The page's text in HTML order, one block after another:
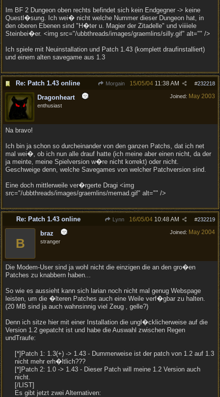
Im BF 2 Dungeon oben rechts befindet sich kein Endgegner -> keine
Questl�sung. Ich wei� nicht welche Nummer dieser Dungeon hat, in
den oberen Ebenen sind "H�ter u. Magier der Zitadelle" und viiiiele
Steinbei�er. <img src="/ubbthreads/images/graemlins/silly.gif" alt="" />
Ich spiele mit Neuinstallation und Patch 1.43 (komplett draufinstalliert)
und einem alten savegame aus 1.3
Re: Patch 1.43 online Morgain #232218
15/05/04 11:38 AM
Joined: May 2003
Dragonheart
enthusiast
Na bravo!
Ich bin ja schon so durcheinander von den ganzen Patchs, dat ich net
mal wei�, ob ich nun alle drauf hatte (ich meine aber einen nicht, da der
ja meinte, meine Spielversion w�re nicht korrekt) oder nicht.
Geschweige denn, welche Savegames von welcher Patchversion sind.
Eine doch mittlerweile ver�rgerte Dragi <img
src="/ubbthreads/images/graemlins/memad.gif" alt="" />
Re: Patch 1.43 online Lynn #232219
16/05/04 10:48 AM
Joined: May 2004
B
braz
stranger
Die Modem-User sind ja wohl nicht die einzigen die an den gro�en
Patches zu knabbern haben...
So wie es aussieht kann sich larian noch nicht mal genug Webspage
leisten, um die �lteren Patches auch eine Weile verf�gbar zu halten.
(20 MB sind ja auch wahnsinnig viel Zeug , gelle?)
Denn ich sitze hier mit einer Installation die ungl�cklicherweise auf die
Version 1.2 gepatcht ist und habe die Auswahl zwischen Regen
undTraufe:
[*]Patch 1: 1.3(+) -> 1.43 - Dummerweise ist der patch von 1.2 auf 1.3
nicht mehr erh�ltlich???
[*]Patch 2: 1.0 -> 1.43 - Dieser Patch will meine 1.2 Version auch
nicht.
[/LIST]
Es gibt jetzt zwei Alternativen: